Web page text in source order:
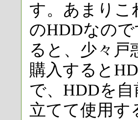
す。あまりこ
のHDDなの
ると、少々
購入すると
で、HDDを
立てて使用す